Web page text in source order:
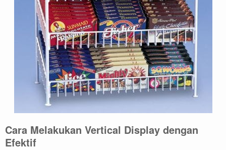
Cara Melakukan Vertical Display dengan
Efektif